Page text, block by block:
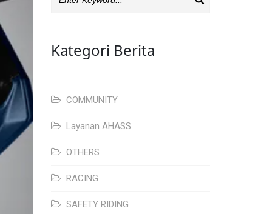
Kategori Berita
COMMUNITY
Layanan AHASS
OTHERS
RACING
SAFETY RIDING